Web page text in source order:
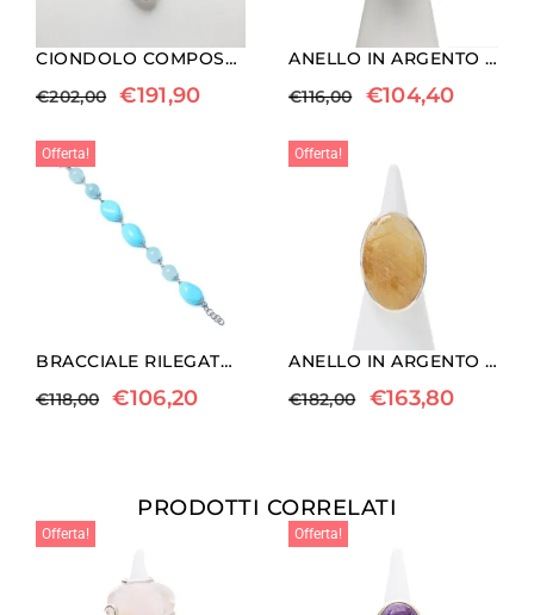
CIONDOLO COMPOSTO IN PERLA E CORALLO FOSSILE CON ARGENTO
€202,00 €191,90
ANELLO IN ARGENTO CON AGATA NERA
€116,00 €104,40
Offerta!
BRACCIALE RILEGATO IN PASTA DI TURCHESE ED ACQUAMARINA
€118,00 €106,20
Offerta!
ANELLO IN ARGENTO CON QUARZO RUTILATO
€182,00 €163,80
PRODOTTI CORRELATI
Offerta! Offerta!